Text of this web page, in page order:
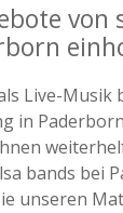
von
Live-Musik
in
bands bei
unseren